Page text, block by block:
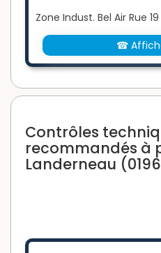
Zone Indust. Bel Air Rue
☎
Contrôles
recommandés à
Landerneau